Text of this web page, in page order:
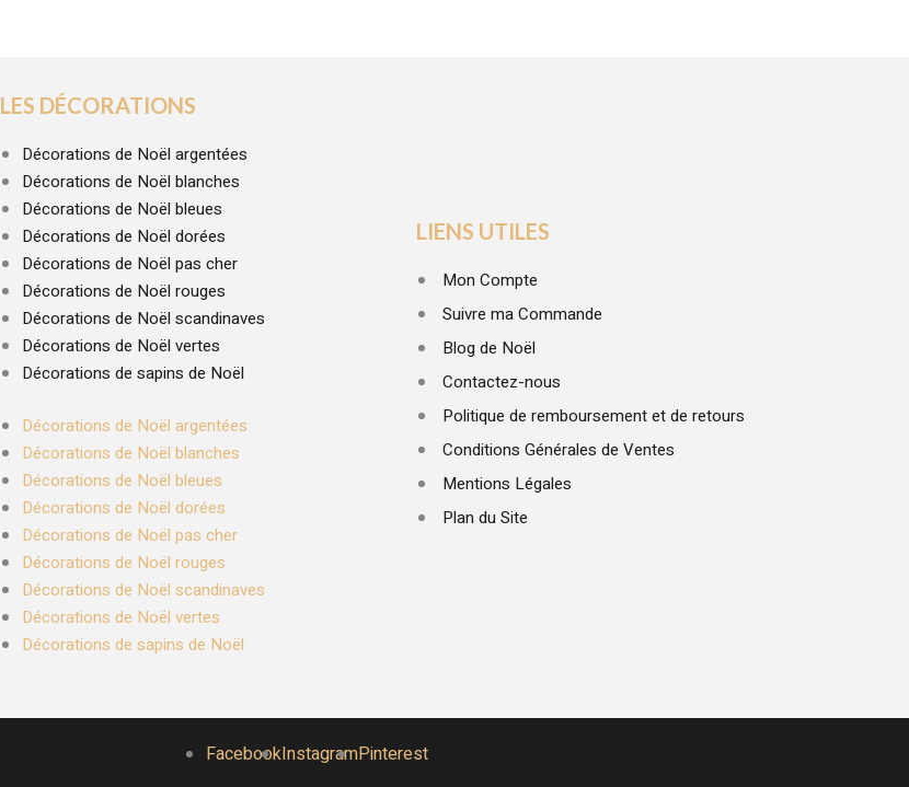
LES DÉCORATIONS
Décorations de Noël argentées
Décorations de Noël blanches
Décorations de Noël bleues
Décorations de Noël dorées
Décorations de Noël pas cher
Décorations de Noël rouges
Décorations de Noël scandinaves
Décorations de Noël vertes
Décorations de sapins de Noël
Décorations de Noël argentées
Décorations de Noël blanches
Décorations de Noël bleues
Décorations de Noël dorées
Décorations de Noël pas cher
Décorations de Noël rouges
Décorations de Noël scandinaves
Décorations de Noël vertes
Décorations de sapins de Noël
LIENS UTILES
Mon Compte
Suivre ma Commande
Blog de Noël
Contactez-nous
Politique de remboursement et de retours
Conditions Générales de Ventes
Mentions Légales
Plan du Site
FacebookInstagramPinterest